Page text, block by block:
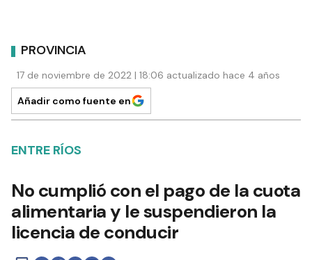
PROVINCIA
17 de noviembre de 2022 | 18:06 actualizado hace 4 años
Añadir como fuente en
ENTRE RÍOS
No cumplió con el pago de la cuota
alimentaria y le suspendieron la
licencia de conducir